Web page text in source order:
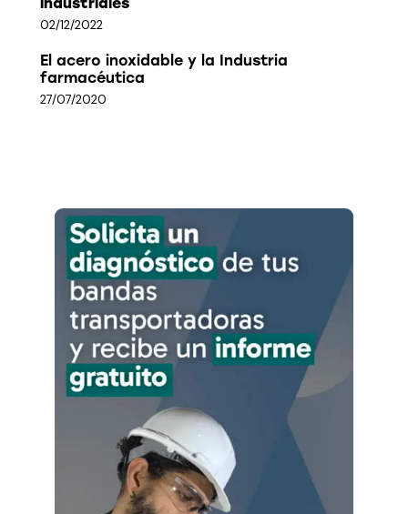
02/12/2022
El acero inoxidable y la Industria
farmacéutica
27/07/2020